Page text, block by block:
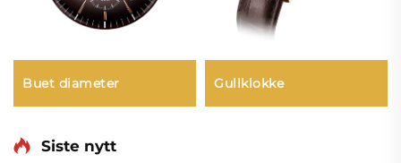
Buet diameter Gullklokke
Siste nytt